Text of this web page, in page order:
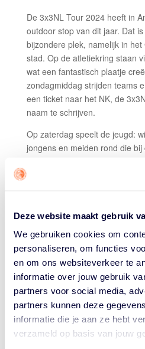
Deze website maakt gebruik
We gebruiken cookies om
personaliseren, om functies
en om ons websiteverkeer te
informatie over jouw gebruik
partners voor social media,
partners kunnen deze
informatie die je aan ze hebt
verzameld op basis van jouw
De 3x3NL Tour 2024 heeft in
outdoor stop van dit jaar. Dat
bijzondere plek, namelijk in
stad. Op de atletiekring staan
wat een fantastisch plaatje
zondagmiddag strijden teams
een ticket naar het NK, de
naam te schrijven.
Op zaterdag speelt de jeugd:
jongens en meiden rond die
Senioren: ook Team Utrecht,
spelers van het land, zal daar
gratis. Inschrijven is voor
doen maar liefst 70 ploegen
REST VAN HET
vrijdag 24 mei
maken
basisschoolkinderen via clinics
sporten. Ze gaan ook een uur
3×3 regels. Noortje Driessen,
speelster van Nederland, is als